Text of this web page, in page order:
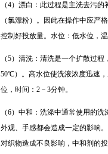
（4） 漂白：此过程是主洗去污的
（氯漂粉）。因此在操作中应严
控制好投放量。水位：低水位，
（5） 清洗：清洗是一个扩散过程
50℃）。高水位使洗液浓度迅速
位，时间： 2 － 3分钟。
（6） 中和：洗涤中通常使用的洗
外观、手感都会造成一定的影响
对织物造成不良影响，中和剂的